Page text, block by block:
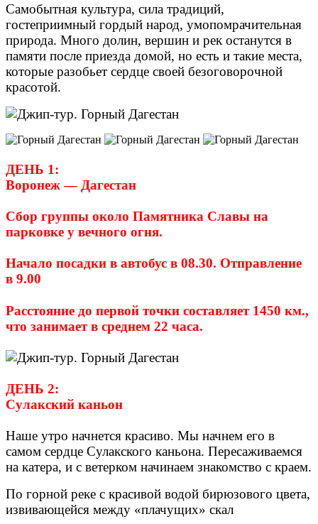
Самобытная культура, сила традиций,
гостеприимный гордый народ, умопомрачительная
природа. Много долин, вершин и рек останутся в
памяти после приезда домой, но есть и такие места,
которые разобьет сердце своей безоговорочной
красотой.
ДЕНЬ 1:
Воронеж — Дагестан
Сбор группы около Памятника Славы на
парковке у вечного огня.
Начало посадки в автобус в 08.30. Отправление
в 9.00
Расстояние до первой точки составляет 1450 км.,
что занимает в среднем 22 часа.
ДЕНЬ 2:
Сулакский каньон
Наше утро начнется красиво. Мы начнем его в
самом сердце Сулакского каньона. Пересаживаемся
на катера, и с ветерком начинаем знакомство с краем.
По горной реке с красивой водой бирюзового цвета,
извивающейся между «плачущих» скал